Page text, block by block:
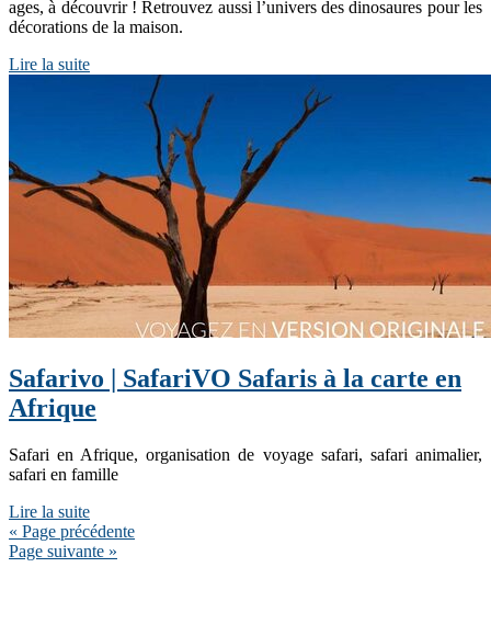
ages, à découvrir ! Retrouvez aussi l’univers des dinosaures pour les
décorations de la maison.
Lire la suite
Safarivo | SafariVO Safaris à la carte en
Afrique
Safari en Afrique, organisation de voyage safari, safari animalier,
safari en famille
Lire la suite
« Page précédente
Page suivante »